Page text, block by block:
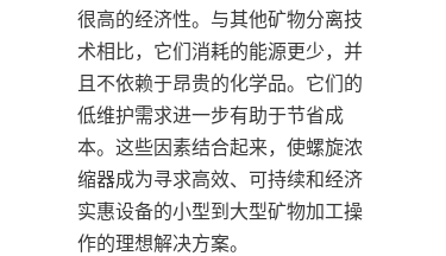
很高的经济性。与其他矿物分离技
术相比，它们消耗的能源更少，并
且不依赖于昂贵的化学品。它们的
低维护需求进一步有助于节省成
本。这些因素结合起来，使螺旋浓
缩器成为寻求高效、可持续和经济
实惠设备的小型到大型矿物加工操
作的理想解决方案。